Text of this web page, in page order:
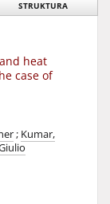
STRUKTURA
heat
case of
; Kumar,